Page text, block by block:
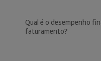
Qual é o desempenho
faturamento?